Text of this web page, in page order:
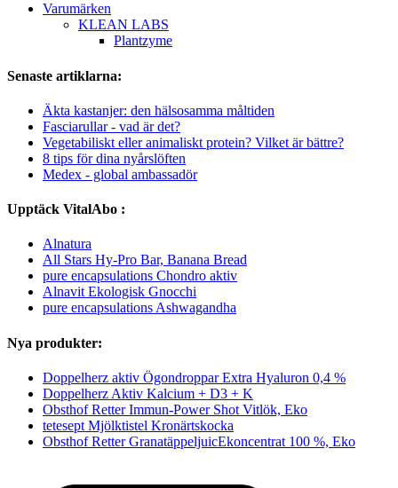
Varumärken
KLEAN LABS
Plantzyme
Senaste artiklarna:
Äkta kastanjer: den hälsosamma måltiden
Fasciarullar - vad är det?
Vegetabiliskt eller animaliskt protein? Vilket är bättre?
8 tips för dina nyårslöften
Medex - global ambassadör
Upptäck VitalAbo :
Alnatura
All Stars Hy-Pro Bar, Banana Bread
pure encapsulations Chondro aktiv
Alnavit Ekologisk Gnocchi
pure encapsulations Ashwagandha
Nya produkter:
Doppelherz aktiv Ögondroppar Extra Hyaluron 0,4 %
Doppelherz Aktiv Kalcium + D3 + K
Obsthof Retter Immun-Power Shot Vitlök, Eko
tetesept Mjölktistel Kronärtskocka
Obsthof Retter GranatäppeljuicEkoncentrat 100 %, Eko